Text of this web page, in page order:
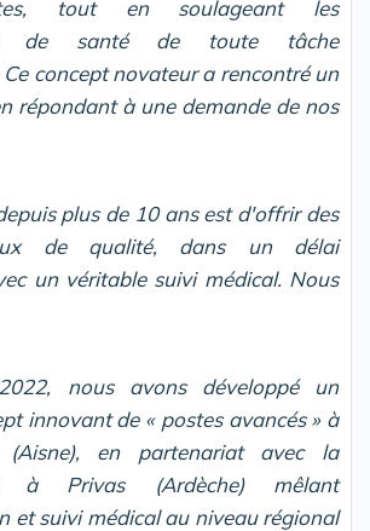
tout en soulageant les
de santé de toute tâche
concept novateur a rencontré un
répondant à une demande de nos
plus de 10 ans est d'offrir des
de qualité, dans un délai
un véritable suivi médical. Nous
nous avons développé un
innovant de « postes avancés » à
(Aisne), en partenariat avec la
à Privas (Ardèche) mêlant
et suivi médical au niveau régional